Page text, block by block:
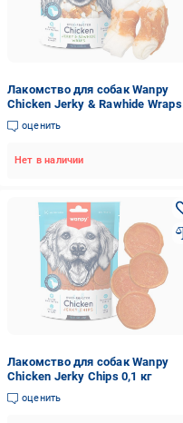
Лакомство для собак Wanpy
Chicken Jerky & Rawhide Wraps
0,1 кг
оценить
Нет в наличии
Лакомство для собак Wanpy
Chicken Jerky Chips 0,1 кг
оценить